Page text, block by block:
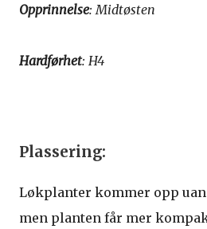
Opprinnelse: Midtøsten
Hardførhet: H4
Plassering:
Løkplanter kommer opp
men planten får mer